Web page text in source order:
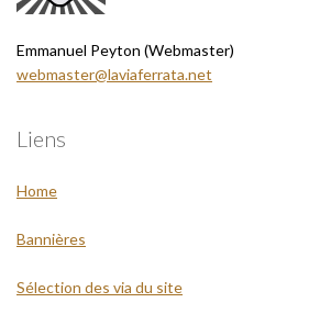
Emmanuel Peyton (Webmaster)
webmaster@laviaferrata.net
Liens
Home
Bannières
Sélection des via du site